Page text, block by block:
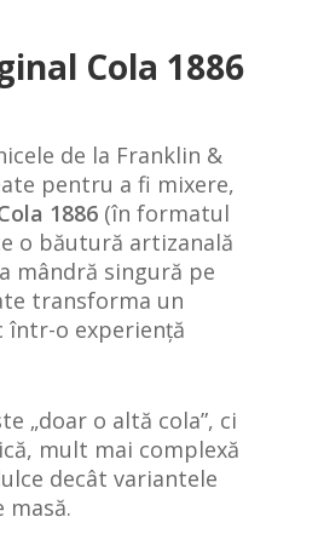
Cola 1886
de la Franklin &
pentru a fi mixere,
1886 (în formatul
o băutură artizanală
mândră singură pe
transforma un
într-o experiență
„doar o altă cola”, ci
mult mai complexă
decât variantele
masă.